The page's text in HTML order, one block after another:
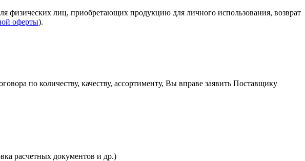
лиц, приобретающих продукцию для личного использования, возврат
оферты).
по количеству, качеству, ассортименту, Вы вправе заявить Поставщику
расчетных документов и др.)